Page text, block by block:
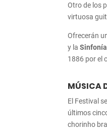
Otro de los
virtuosa
Ofrecerán
y laSinfonía
1886 por el
MÚSICA
El Festival
últimos
chorinho